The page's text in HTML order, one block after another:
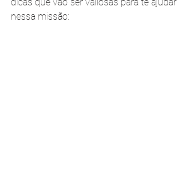
nessa missão: